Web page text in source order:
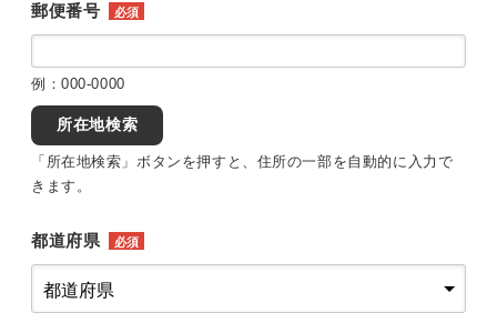
郵便番号 必須
例：000-0000
所在地検索
「所在地検索」ボタンを押すと、住所の一部を自動的に入力で
きます。
都道府県 必須